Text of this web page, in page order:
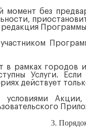
без
в рамках
Услуги.
действует
Акции,
3.